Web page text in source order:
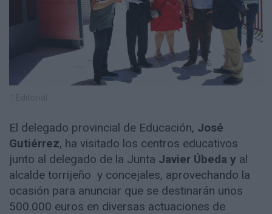
El delegado provincial de Educación, José
Gutiérrez, ha visitado los centros educativos
junto al delegado de la Junta Javier Úbeda y al
alcalde torrijeño y concejales, aprovechando la
ocasión para anunciar que se destinarán unos
500.000 euros en diversas actuaciones de